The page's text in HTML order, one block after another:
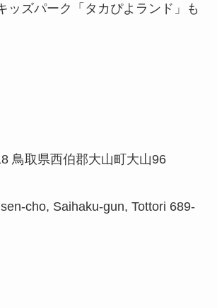
ッズパーク「タカぴよランド」も
鳥取県西伯郡大山町大山96
cho, Saihaku-gun, Tottori 689-